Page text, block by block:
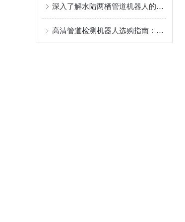
深入了解水陆两栖管道机器人的应用优势
高清管道检测机器人选购指南：从核心参数到应用场景的全面解析